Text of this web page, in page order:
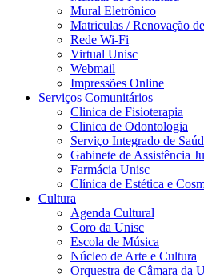
Mural Eletrônico
Matriculas / Renovação
Rede Wi-Fi
Virtual Unisc
Webmail
Impressões Online
Serviços Comunitários
Clinica de Fisioterapia
Clinica de Odontologia
Serviço Integrado de
Gabinete de Assistência
Farmácia Unisc
Clínica de Estética e
Cultura
Agenda Cultural
Coro da Unisc
Escola de Música
Núcleo de Arte e Cultura
Orquestra de Câmara da